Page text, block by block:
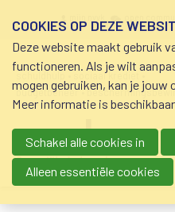
schuldhulp • sociaal krediet •
budgetbeheer •
Main navigation
COOKIES OP DEZE
Deze website maakt gebruik
functioneren. Als je wilt
mogen gebruiken, kan je
Meer informatie is
Schakel alle cookies in
Alleen essentiële cookies